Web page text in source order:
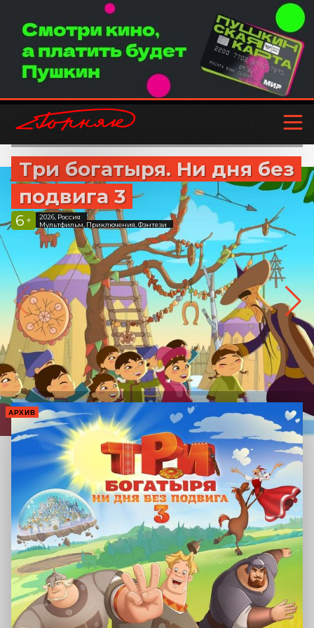
Три богатыря. Ни дня без
подвига 3
6 +
2026, Россия
Мультфильм, Приключения, Фэнтези
АРХИВ